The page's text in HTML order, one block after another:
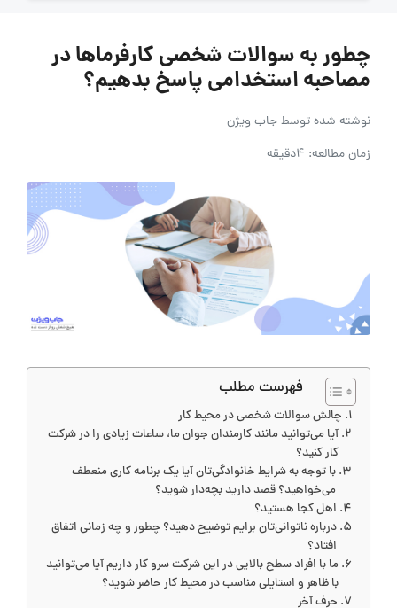
چطور به سوالات شخصی کارفرماها در
مصاحبه استخدامی پاسخ بدهیم؟
نوشته شده توسطجاب ویژن
زمان مطالعه: 4دقیقه
فهرست مطلب
چالش سوالات شخصی در محیط کار
آیا می‌توانید مانند کارمندان جوان ما، ساعات زیادی را در شرکت
کار کنید؟
با توجه به شرایط خانوادگی‌تان آیا یک برنامه کاری منعطف
می‌خواهید؟ قصد دارید بچه‌دار شوید؟
اهل کجا هستید؟
درباره ناتوانی‌تان برایم توضیح دهید؟ چطور و چه زمانی اتفاق
افتاد؟
ما با افراد سطح بالایی در این شرکت سرو کار داریم آیا می‌توانید
با ظاهر و استایلی مناسب در محیط کار حاضر شوید؟
حرف آخر